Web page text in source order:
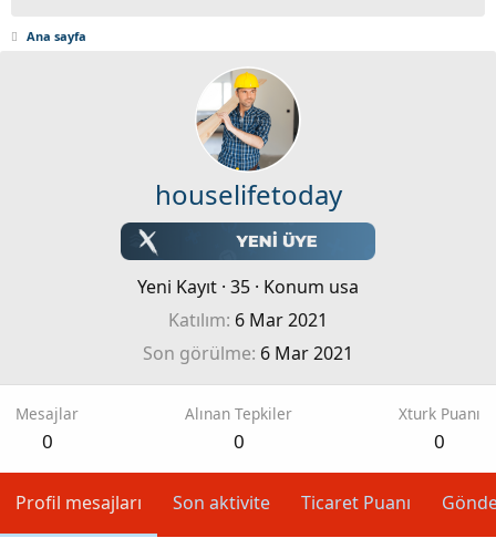
Ana sayfa
houselifetoday
Yeni Kayıt · 35 · Konum usa
Katılım 6 Mar 2021
Son görülme 6 Mar 2021
Mesajlar
0
Alınan Tepkiler
0
Xturk Puanı
0
Profil mesajları Son aktivite Ticaret Puanı